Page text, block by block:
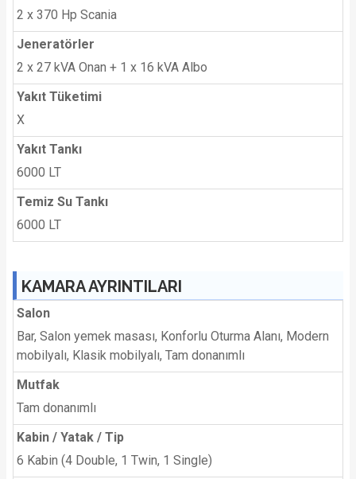
2 x 370 Hp Scania
Jeneratörler
2 x 27 kVA Onan + 1 x 16 kVA Albo
Yakıt Tüketimi
X
Yakıt Tankı
6000 LT
Temiz Su Tankı
6000 LT
KAMARA AYRINTILARI
Salon
Bar, Salon yemek masası, Konforlu Oturma Alanı, Modern
mobilyalı, Klasik mobilyalı, Tam donanımlı
Mutfak
Tam donanımlı
Kabin / Yatak / Tip
6 Kabin (4 Double, 1 Twin, 1 Single)